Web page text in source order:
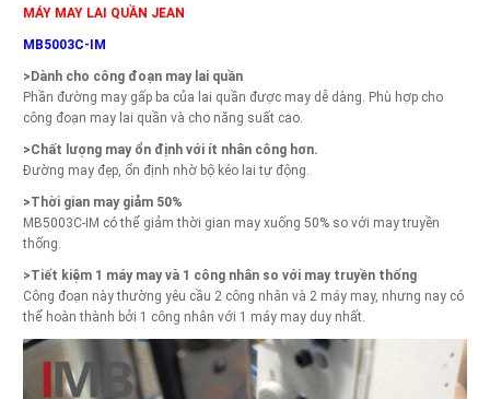
MÁY MAY LAI QUẦN JEAN
MB5003C-IM
>Dành cho công đoạn may lai quần
Phần đường may gấp ba của lai quần được may dễ dàng. Phù hợp cho
công đoạn may lai quần và cho năng suất cao.
>Chất lượng may ổn định với ít nhân công hơn.
Đường may đẹp, ổn định nhờ bộ kéo lai tự động.
>Thời gian may giảm 50%
MB5003C-IM có thể giảm thời gian may xuống 50% so với may truyền
thống.
>Tiết kiệm 1 máy may và 1 công nhân so với may truyền thống
Công đoạn này thường yêu cầu 2 công nhân và 2 máy may, nhưng nay có
thể hoàn thành bởi 1 công nhân với 1 máy may duy nhất.